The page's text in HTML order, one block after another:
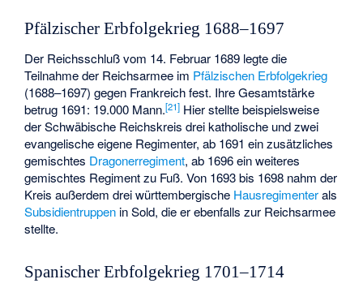
Pfälzischer Erbfolgekrieg 1688–1697
Der Reichsschluß vom 14. Februar 1689 legte die
Teilnahme der Reichsarmee im Pfälzischen Erbfolgekrieg
(1688–1697) gegen Frankreich fest. Ihre Gesamtstärke
betrug 1691: 19.000 Mann.[21] Hier stellte beispielsweise
der Schwäbische Reichskreis drei katholische und zwei
evangelische eigene Regimenter, ab 1691 ein zusätzliches
gemischtes Dragonerregiment, ab 1696 ein weiteres
gemischtes Regiment zu Fuß. Von 1693 bis 1698 nahm der
Kreis außerdem drei württembergische Hausregimenterals
Subsidientruppen in Sold, die er ebenfalls zur Reichsarmee
stellte.
Spanischer Erbfolgekrieg 1701–1714